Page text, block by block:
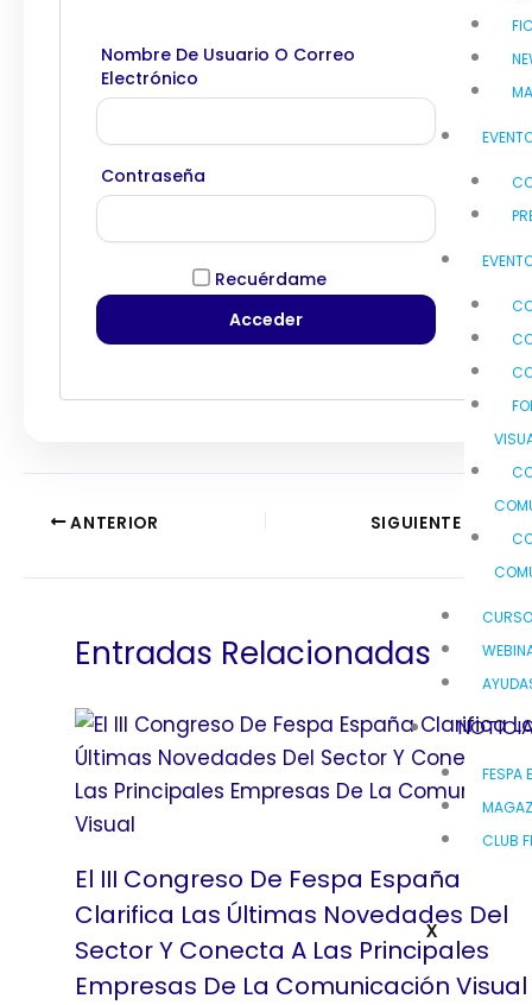
FESPA
CLUB
X
Nombre De Usuario O Correo
Electrónico
Contraseña
Recuérdame
ANTERIOR SIGUIENTE
Entradas Relacionadas
El III Congreso De Fespa España
Clarifica Las Últimas Novedades Del
Sector Y Conecta A Las Principales
Empresas De La Comunicación Visual